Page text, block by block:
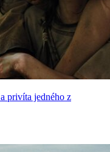
privíta jedného z